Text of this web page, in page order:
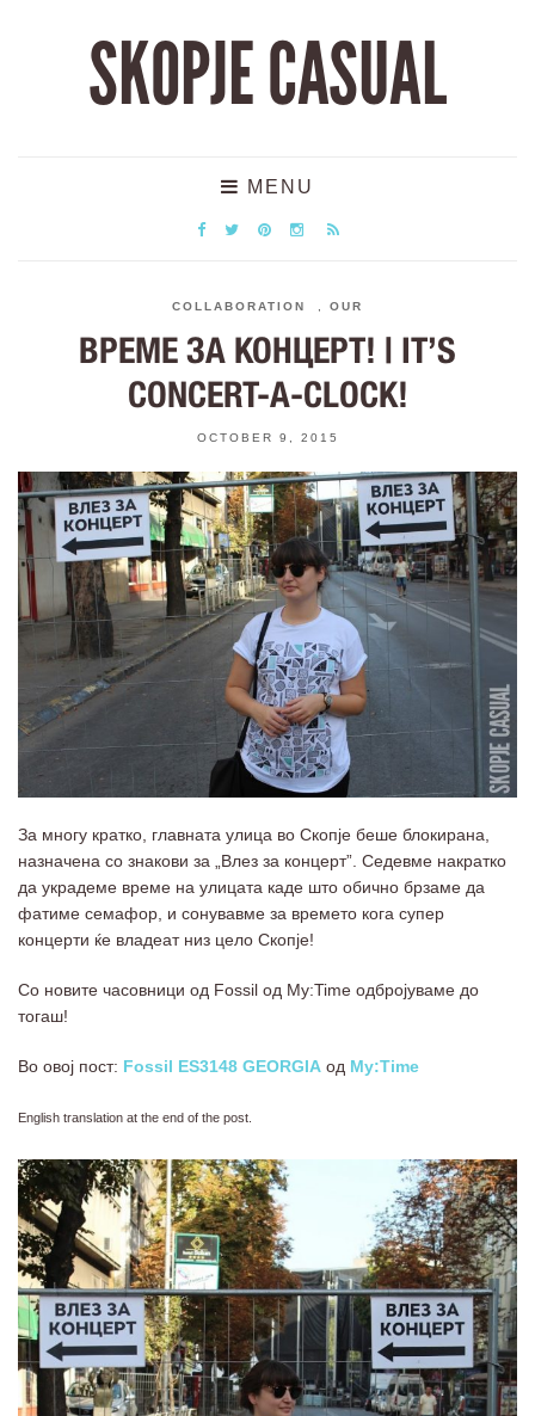
SKOPJE CASUAL
MENU
COLLABORATION OUR
ВРЕМЕ ЗА КОНЦЕРТ! | IT’S
CONCERT-A-CLOCK!
OCTOBER 9, 2015
За многу кратко, главната улица во Скопје беше блокирана,
назначена со знакови за „Влез за концерт”. Седевме накратко
да украдеме време на улицата каде што обично брзаме да
фатиме семафор, и сонувавме за времето кога супер
концерти ќе владеат низ цело Скопје!
Со новите часовници од Fossil од My:Time одбројуваме до
тогаш!
Во овој пост: Fossil ES3148 GEORGIA од My:Time
English translation at the end of the post.